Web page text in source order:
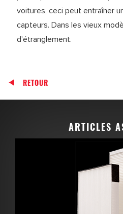
voitures, ceci peut entraîner
capteurs. Dans les vieux
d'étranglement.
RETOUR
ARTICLES